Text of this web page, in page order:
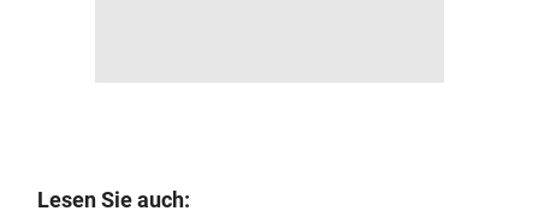
Lesen Sie auch: